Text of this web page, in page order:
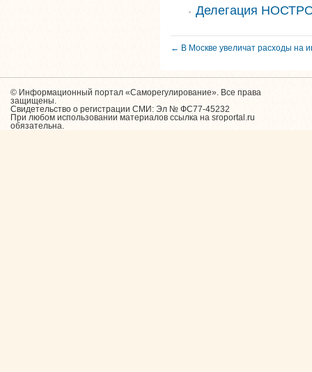
Делегация
← В Москве увеличат расходы на
© Информационный портал «Саморегулирование». Все права
защищены.
Свидетельство о регистрации СМИ: Эл № ФС77-45232
При любом использовании материалов ссылка на sroportal.ru
обязательна.